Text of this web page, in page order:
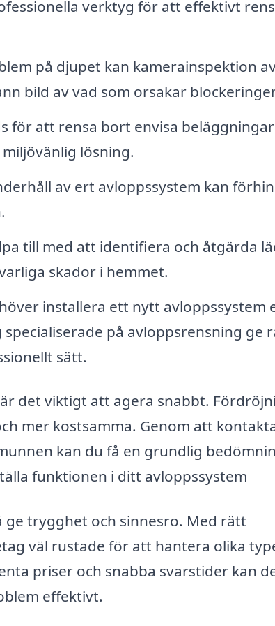
verktyg för att effektivt
på djupet kan kamerainspektion
bild av vad som orsakar
för att rensa bort envisa
lösning.
av ert avloppssystem kan
till med att identifiera och åtgärda
skador i hemmet.
installera ett nytt avloppssystem
på avloppsrensning ge
sätt.
det viktigt att agera snabbt.
mer kostsamma. Genom att
kan du få en grundlig
funktionen i ditt avloppssystem
trygghet och sinnesro. Med rätt
väl rustade för att hantera olika
priser och snabba svarstider kan
effektivt.